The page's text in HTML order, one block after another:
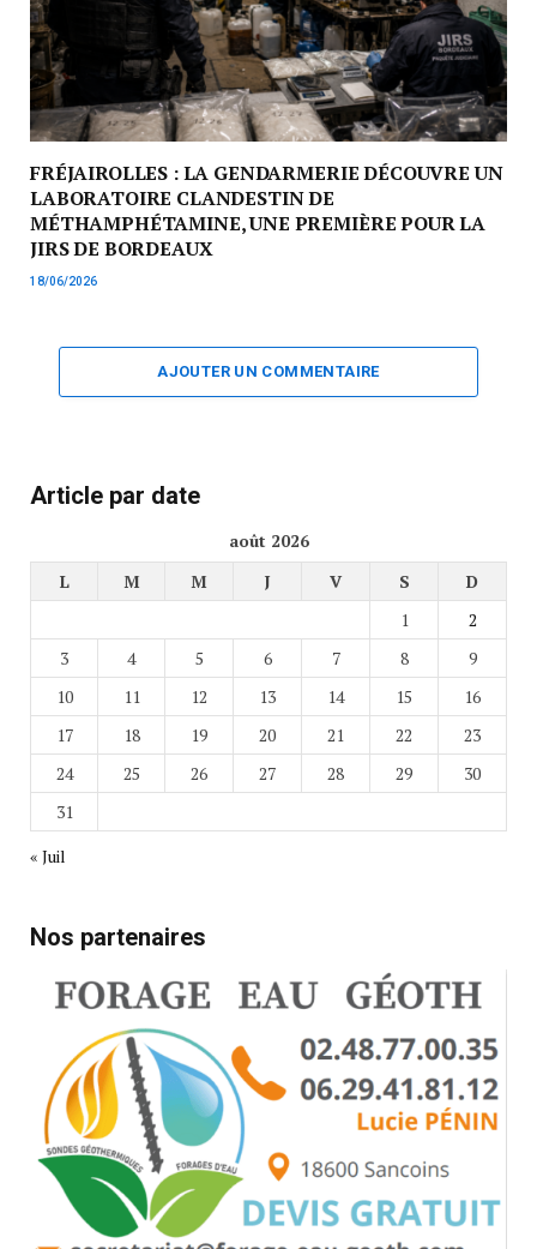
FRÉJAIROLLES : LA GENDARMERIE DÉCOUVRE UN
LABORATOIRE CLANDESTIN DE
MÉTHAMPHÉTAMINE, UNE PREMIÈRE POUR LA
JIRS DE BORDEAUX
18/06/2026
AJOUTER UN COMMENTAIRE
Article par date
août 2026
L
M M J V S
D
1
2
3
4 5 6 7 8
9
10
11 12 13 14 15
16
17
18 19 20 21 22
23
24
25 26 27 28 29
30
31
« Juil
Nos partenaires